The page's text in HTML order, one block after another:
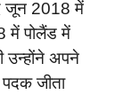
जून 2018 में
में पोलैंड में
उन्होंने अपने
पदक जीता